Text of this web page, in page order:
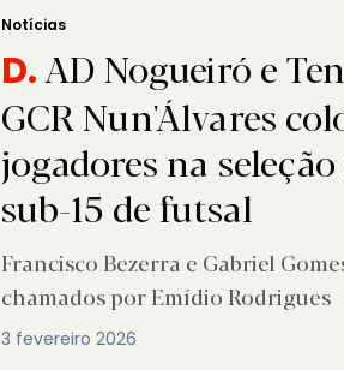
Notícias
D.AD Nogueiró e
GCR Nun'Álvares
jogadores na seleção
sub-15 de futsal
Francisco Bezerra e Gabriel
chamados por Emídio Rodrigues
3 fevereiro 2026